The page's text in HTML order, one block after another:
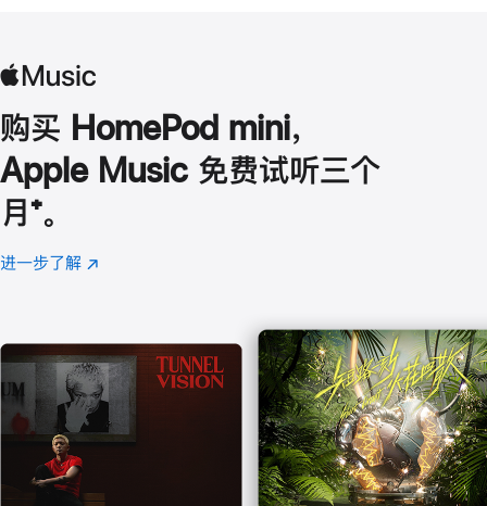
购买 HomePod mini，
Apple Music 免费试听三个
月 脚
注
⁺。
进一步了解 Apple
(在
口
中
打
开)